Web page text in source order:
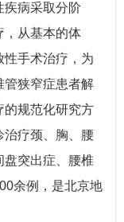
病采取分阶
，从基本的体
性手术治疗，为
管狭窄症患者解
的规范化研究方
治疗颈、胸、腰
盘突出症、腰椎
余例，是北京地